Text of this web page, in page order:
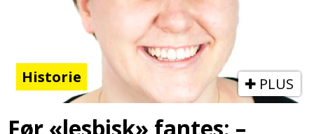
Historie PLUS
Før «lesbisk» fantes: –